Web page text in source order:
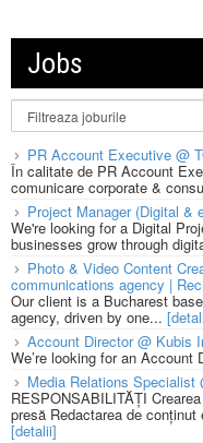
Jobs
PR Account Executive @
În calitate de PR Account
comunicare corporate &
Project Manager (Digital &
We're looking for a Digital
businesses grow through
Photo & Video Content
communications agency |
Our client is a Bucharest
agency, driven by one...
Account Director @ Kubis
We’re looking for an Account
Media Relations Specialist
RESPONSABILITĂȚI
presă Redactarea de
[detalii]